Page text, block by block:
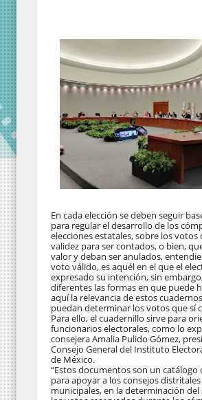
En cada elección se deben seguir
para regular el desarrollo de los
elecciones estatales, sobre los votos
validez para ser contados, o bien,
valor y deban ser anulados,
voto válido, es aquél en el que el
expresado su intención, sin
diferentes las formas en que puede
aquí la relevancia de estos
puedan determinar los votos que sí
Para ello, el cuadernillo sirve para
funcionarios electorales, como lo
consejera Amalia Pulido Gómez,
Consejo General del Instituto
de México.
“Estos documentos son un
para apoyar a los consejos
municipales, en la determinación